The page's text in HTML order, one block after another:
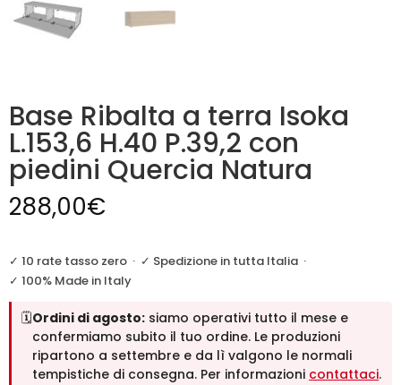
Base Ribalta a terra Isoka
L.153,6 H.40 P.39,2 con
piedini Quercia Natura
288,00€
✓ 10 rate tasso zero · ✓ Spedizione in tutta Italia ·
✓ 100% Made in Italy
🗓️Ordini di agosto: siamo operativi tutto il mese e
confermiamo subito il tuo ordine. Le produzioni
ripartono a settembre e da lì valgono le normali
tempistiche di consegna. Per informazioni contattaci.